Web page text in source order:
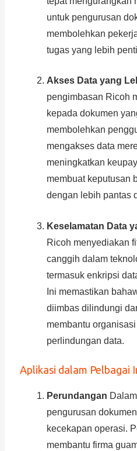
untuk pengurusan
membolehkan
tugas yang lebih
Akses Data yang
pengimbasan Ricoh
kepada dokumen
membolehkan
mengakses data
meningkatkan
membuat keputusan
dengan lebih pantas
Keselamatan Data
Ricoh menyediakan
canggih dalam
termasuk enkripsi
Ini memastikan
diimbas dilindungi
membantu
perlindungan data.
Aplikasi dalam Pelbagai
Perundangan
pengurusan
kecekapan operasi.
membantu firma